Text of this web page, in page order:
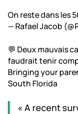
On reste dans les
— Rafael Jacob
💬 Deux mauvais
faudrait tenir
Bringing your
South Florida
« A recent